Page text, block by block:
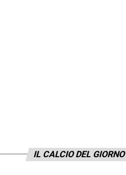
IL CALCIO DEL GIORNO